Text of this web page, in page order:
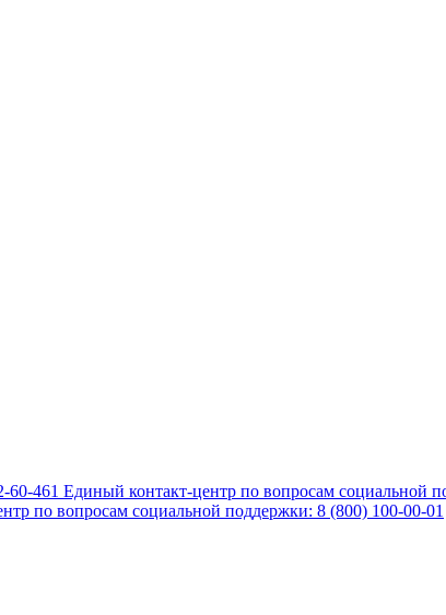
60-461 Единый контакт-центр по вопросам социальной
по вопросам социальной поддержки: 8 (800) 100-00-01